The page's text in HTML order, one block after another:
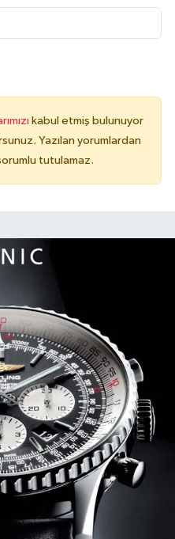
kabul etmiş bulunuyor
Yazılan yorumlardan
tutulamaz.